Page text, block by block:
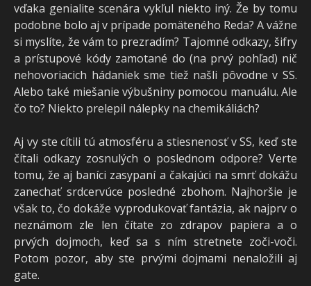
vďaka genialite scenára vykľul niekto iný. Že by tomu
podobne bolo aj v prípade pomäteného Reda? A vážne
si myslíte, že vám to prezradím? Tajomné odkazy, šifry
a prístupové kódy zamotané do (na prvý pohľad) nič
nehovoriacich hádaniek sme tiež našli pôvodne v SS.
Alebo také miešanie výbušniny pomocou manuálu. Ale
čo to? Niekto prelepil nálepky na chemikáliách?
Aj vy ste cítili tú atmosféru a stiesnenosť v SS, keď ste
čítali odkazy zosnulých o poslednom odpore? Verte
tomu, že aj baníci zasypaní a čakajúci na smrť dokážu
zanechať srdcervúce posledné zbohom. Najhoršie je
však to, čo dokáže vyprodukovať fantázia, ak najprv o
neznámom zle len čítate zo zdrapov papiera a o
prvých dojmoch, keď sa s ním stretnete zoči-voči.
Potom pozor, aby ste prvými dojmami nenaložili aj
gate.